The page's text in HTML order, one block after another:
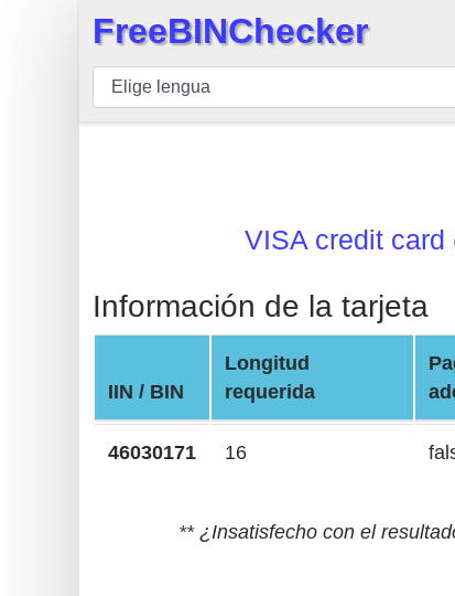
BIN
Inspector
API
Generator
BIN
Checker
FreeBINChecker
VISA credit card
Información de la tarjeta
IIN / BIN
Longitud
requerida
46030171 16
** ¿Insatisfecho con el